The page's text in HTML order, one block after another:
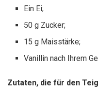
Ein Ei;
50 g Zucker;
15 g Maisstärke;
Vanillin nach Ihrem
Zutaten, die für den